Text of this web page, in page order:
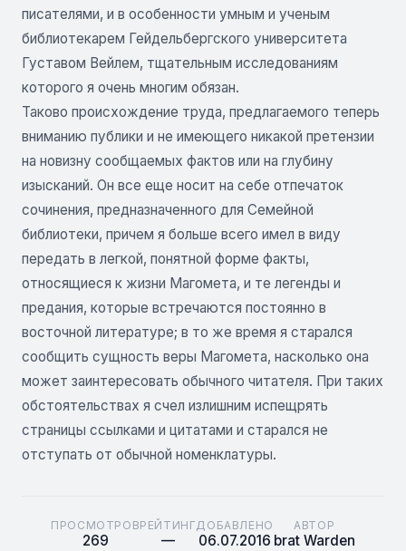
писателями, и в особенности умным и ученым
библиотекарем Гейдельбергского университета
Густавом Вейлем, тщательным исследованиям
которого я очень многим обязан.
Таково происхождение труда, предлагаемого теперь
вниманию публики и не имеющего никакой претензии
на новизну сообщаемых фактов или на глубину
изысканий. Он все еще носит на себе отпечаток
сочинения, предназначенного для Семейной
библиотеки, причем я больше всего имел в виду
передать в легкой, понятной форме факты,
относящиеся к жизни Магомета, и тe легенды и
предания, которые встречаются постоянно в
восточной литературе; в то же время я старался
сообщить сущность веры Магомета, насколько она
может заинтересовать обычного читателя. При таких
обстоятельствах я счел излишним испещрять
страницы ссылками и цитатами и старался не
отступать от обычной номенклатуры.
ПРОСМОТРОВ
269
РЕЙТИНГ
—
ДОБАВЛЕНО
06.07.2016
АВТОР
brat Warden